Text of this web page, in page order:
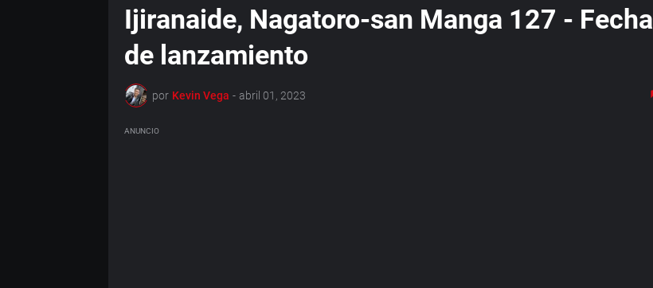
Ijiranaide, Nagatoro-san Manga 127 - Fecha
de lanzamiento
por Kevin Vega - abril 01, 2023
ANUNCIO